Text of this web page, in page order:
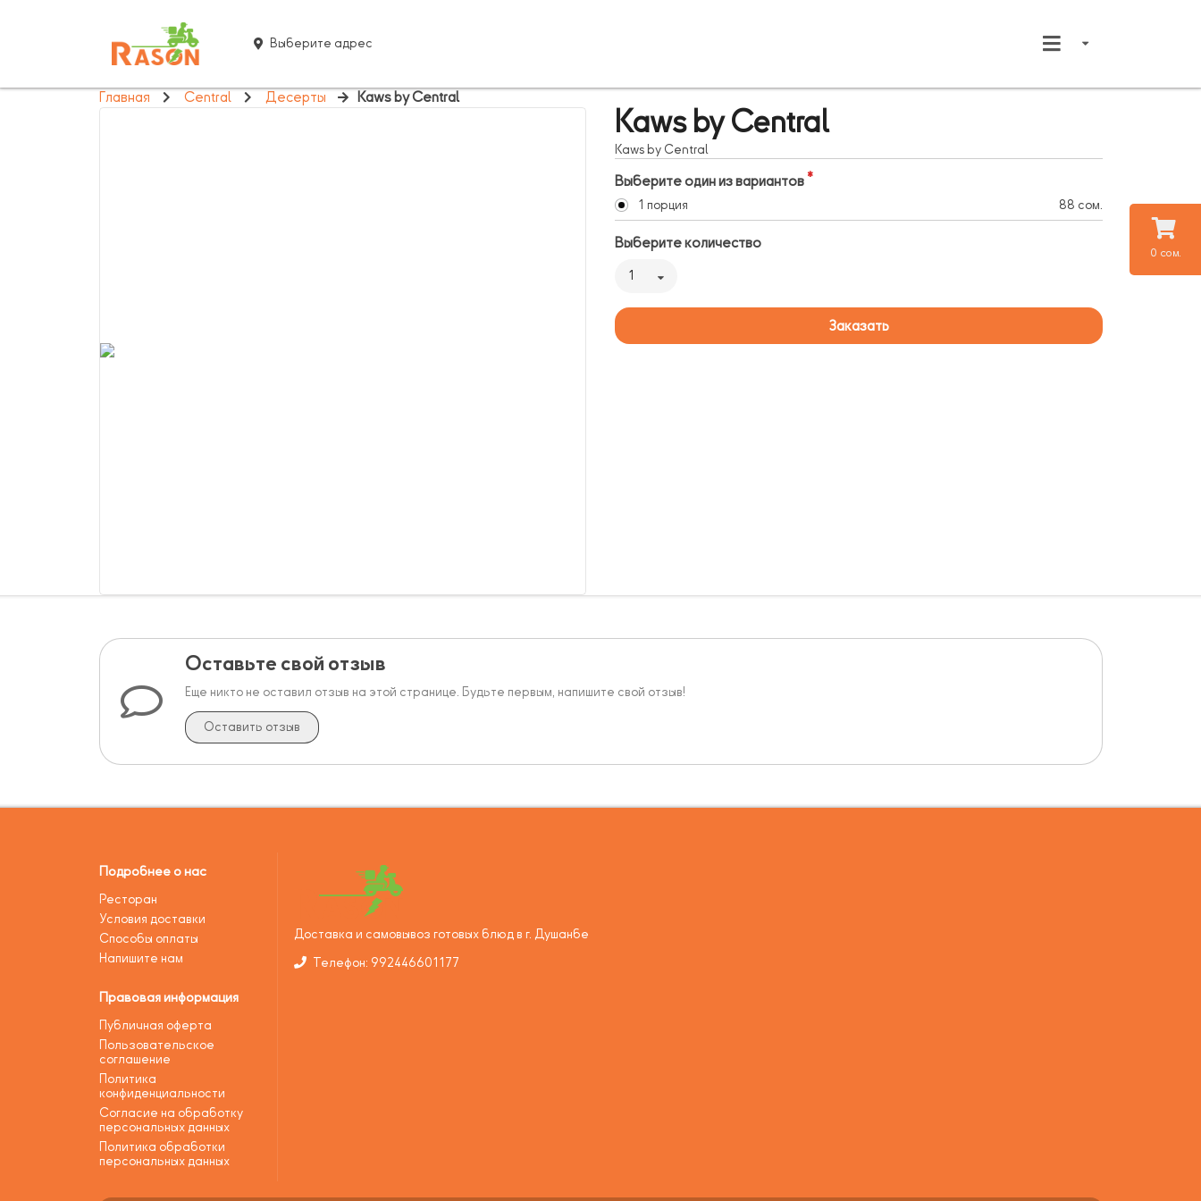
0 сом.
Выберите адрес
Главная Central Десерты Kaws by Central
Kaws by Central
Kaws by Central
Выберите один из вариантов
1 порция 88 сом.
Выберите количество
1
Заказать
Оставьте свой отзыв
Еще никто не оставил отзыв на этой странице. Будьте первым, напишите свой отзыв!
Оставить отзыв
Подробнее о нас
Ресторан
Условия доставки
Способы оплаты
Напишите нам
Правовая информация
Публичная оферта
Пользовательское
соглашение
Политика
конфиденциальности
Согласие на обработку
персональных данных
Политика обработки
персональных данных
Доставка и самовывоз готовых блюд в г. Душанбе
Телефон: 992446601177